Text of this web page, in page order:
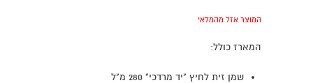
המוצר אזל מהמלאי
המארז כולל:
שמן זית לחיץ "יד מרדכי" 280 מ"ל